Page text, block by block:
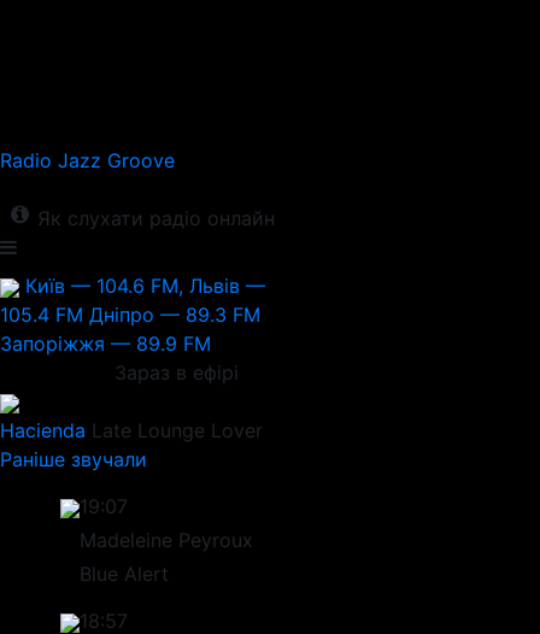
Radio Jazz Groove
Як слухати радіо онлайн
Київ — 104.6 FM, Львів —
105.4 FM Дніпро — 89.3 FM
Запоріжжя — 89.9 FM
Зараз в ефірі
Hacienda Late Lounge Lover
Раніше звучали
19:07
Madeleine Peyroux
Blue Alert
18:57